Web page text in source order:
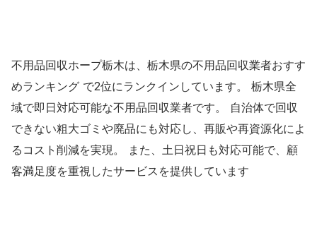
不用品回収ホープ栃木は、栃木県の不用品回収業者おすす
めランキング で2位にランクインしています。 栃木県全
域で即日対応可能な不用品回収業者です。 自治体で回収
できない粗大ゴミや廃品にも対応し、再販や再資源化によ
るコスト削減を実現。 また、土日祝日も対応可能で、顧
客満足度を重視したサービスを提供しています